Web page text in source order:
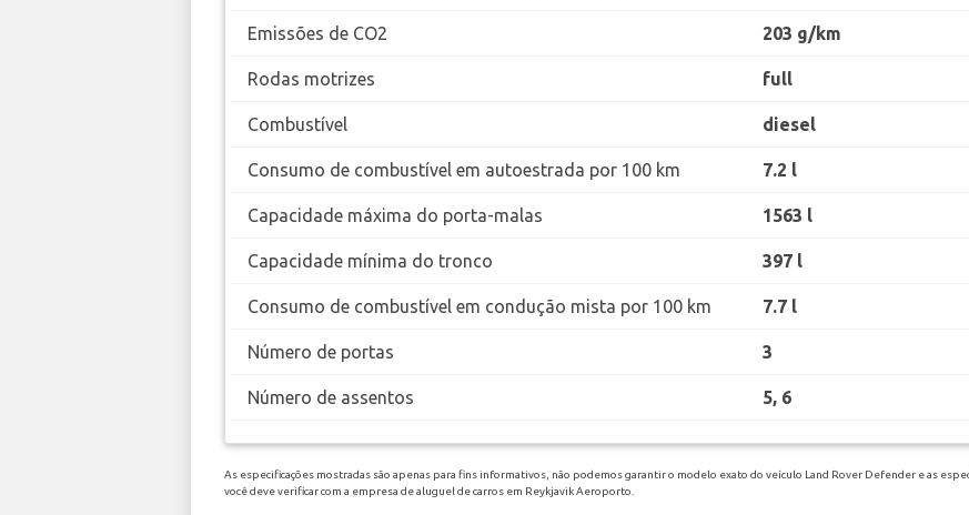
Emissões de CO2 203 g/km
Rodas motrizes full
Combustível diesel
Consumo de combustível em autoestrada por 100 km 7.2 l
Capacidade máxima do porta-malas 1563 l
Capacidade mínima do tronco 397 l
Consumo de combustível em condução mista por 100 km 7.7 l
Número de portas 3
Número de assentos 5, 6
As especificações mostradas são apenas para fins informativos, não podemos garantir o modelo exato do veículo Land Rover Defender e as
você deve verificar com a empresa de aluguel de carros em Reykjavik Aeroporto.